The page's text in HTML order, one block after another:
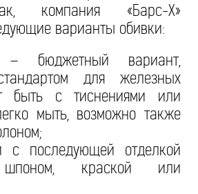
компания «Барс-Х»
варианты обивки:
бюджетный вариант,
для железных
быть с тиснениями или
мыть, возможно также
последующей отделкой
шпоном, краской или